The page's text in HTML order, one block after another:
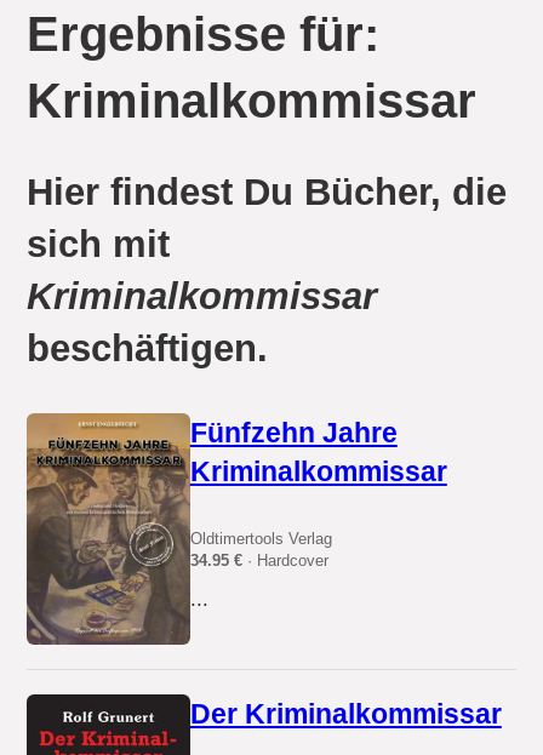
Ergebnisse für:
Kriminalkommissar
Hier findest Du Bücher, die
sich mit
Kriminalkommissar
beschäftigen.
Fünfzehn Jahre
Kriminalkommissar
Oldtimertools Verlag
34.95 €· Hardcover
...
Der Kriminalkommissar